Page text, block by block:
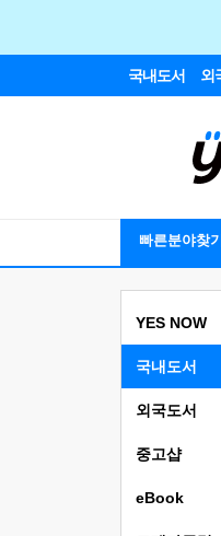
국내도서 외
빠른분야찾기
YES NOW
국내도서
외국도서
중고샵
eBook